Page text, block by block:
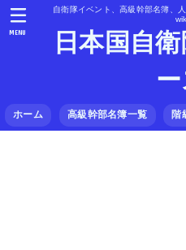
自衛隊イベント、高級幹部名簿、
日本国自
ホーム 高級幹部名簿一覧 階
MENU